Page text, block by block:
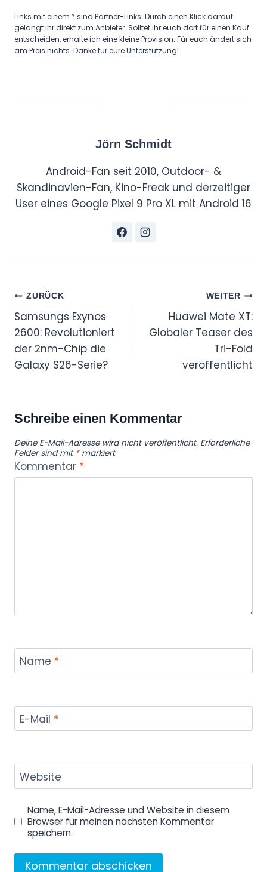
Links mit einem * sind Partner-Links. Durch einen Klick darauf
gelangt ihr direkt zum Anbieter. Solltet ihr euch dort für einen Kauf
entscheiden, erhalte ich eine kleine Provision. Für euch ändert sich
am Preis nichts. Danke für eure Unterstützung!
Jörn Schmidt
Android-Fan seit 2010, Outdoor- &
Skandinavien-Fan, Kino-Freak und derzeitiger
User eines Google Pixel 9 Pro XL mit Android 16
Beitragsnavigation
ZURÜCK
Samsungs Exynos
2600: Revolutioniert
der 2nm-Chip die
Galaxy S26-Serie?
WEITER
Huawei Mate XT:
Globaler Teaser des
Tri-Fold
veröffentlicht
Schreibe einen Kommentar
Deine E-Mail-Adresse wird nicht veröffentlicht. Erforderliche
Felder sind mit *markiert
Kommentar *
Name *
E-Mail *
Website
Name, E-Mail-Adresse und Website in diesem
Browser für meinen nächsten Kommentar
speichern.